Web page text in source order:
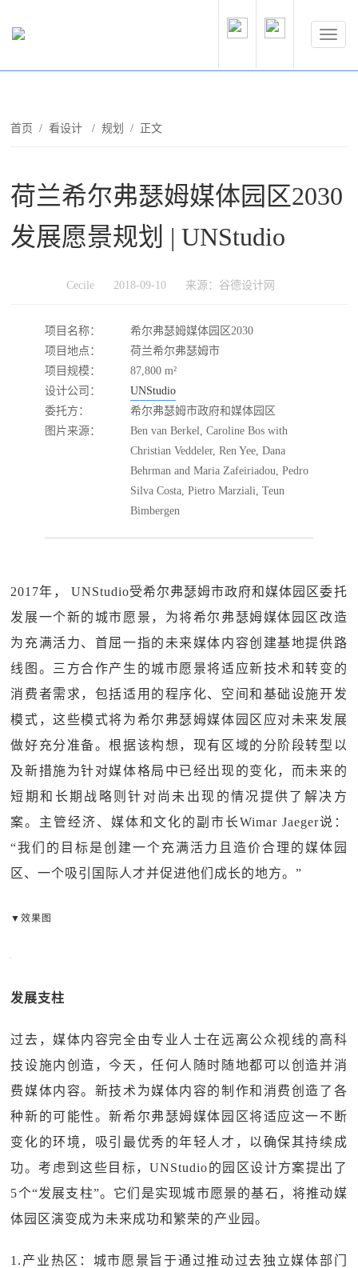
首页 /看设计 /规划 / 正文
荷兰希尔弗瑟姆媒体园区2030
发展愿景规划 | UNStudio
Cecile 2018-09-10 来源：谷德设计网
项目名称：
希尔弗瑟姆媒体园区2030
项目地点：
荷兰希尔弗瑟姆市
项目规模：
87,800 m²
设计公司：
UNStudio
委托方：
希尔弗瑟姆市政府和媒体园区
图片来源：
Ben van Berkel, Caroline Bos with
Christian Veddeler, Ren Yee, Dana
Behrman and Maria Zafeiriadou, Pedro
Silva Costa, Pietro Marziali, Teun
Bimbergen
2017年， UNStudio受希尔弗瑟姆市政府和媒体园区委托
发展一个新的城市愿景，为将希尔弗瑟姆媒体园区改造
为充满活力、首屈一指的未来媒体内容创建基地提供路
线图。三方合作产生的城市愿景将适应新技术和转变的
消费者需求，包括适用的程序化、空间和基础设施开发
模式，这些模式将为希尔弗瑟姆媒体园区应对未来发展
做好充分准备。根据该构想，现有区域的分阶段转型以
及新措施为针对媒体格局中已经出现的变化，而未来的
短期和长期战略则针对尚未出现的情况提供了解决方
案。主管经济、媒体和文化的副市长Wimar Jaeger说：
“我们的目标是创建一个充满活力且造价合理的媒体园
区、一个吸引国际人才并促进他们成长的地方。”
▼效果图
发展支柱
过去，媒体内容完全由专业人士在远离公众视线的高科
技设施内创造，今天，任何人随时随地都可以创造并消
费媒体内容。新技术为媒体内容的制作和消费创造了各
种新的可能性。新希尔弗瑟姆媒体园区将适应这一不断
变化的环境，吸引最优秀的年轻人才，以确保其持续成
功。考虑到这些目标，UNStudio的园区设计方案提出了
5个“发展支柱”。它们是实现城市愿景的基石，将推动媒
体园区演变成为未来成功和繁荣的产业园。
1.产业热区：城市愿景旨于通过推动过去独立媒体部门